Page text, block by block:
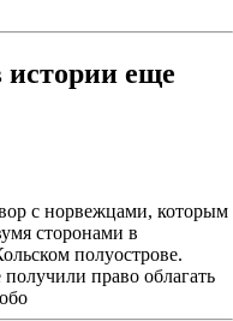
еще
с норвежцами, которым
сторонами в
полуострове.
право облагать